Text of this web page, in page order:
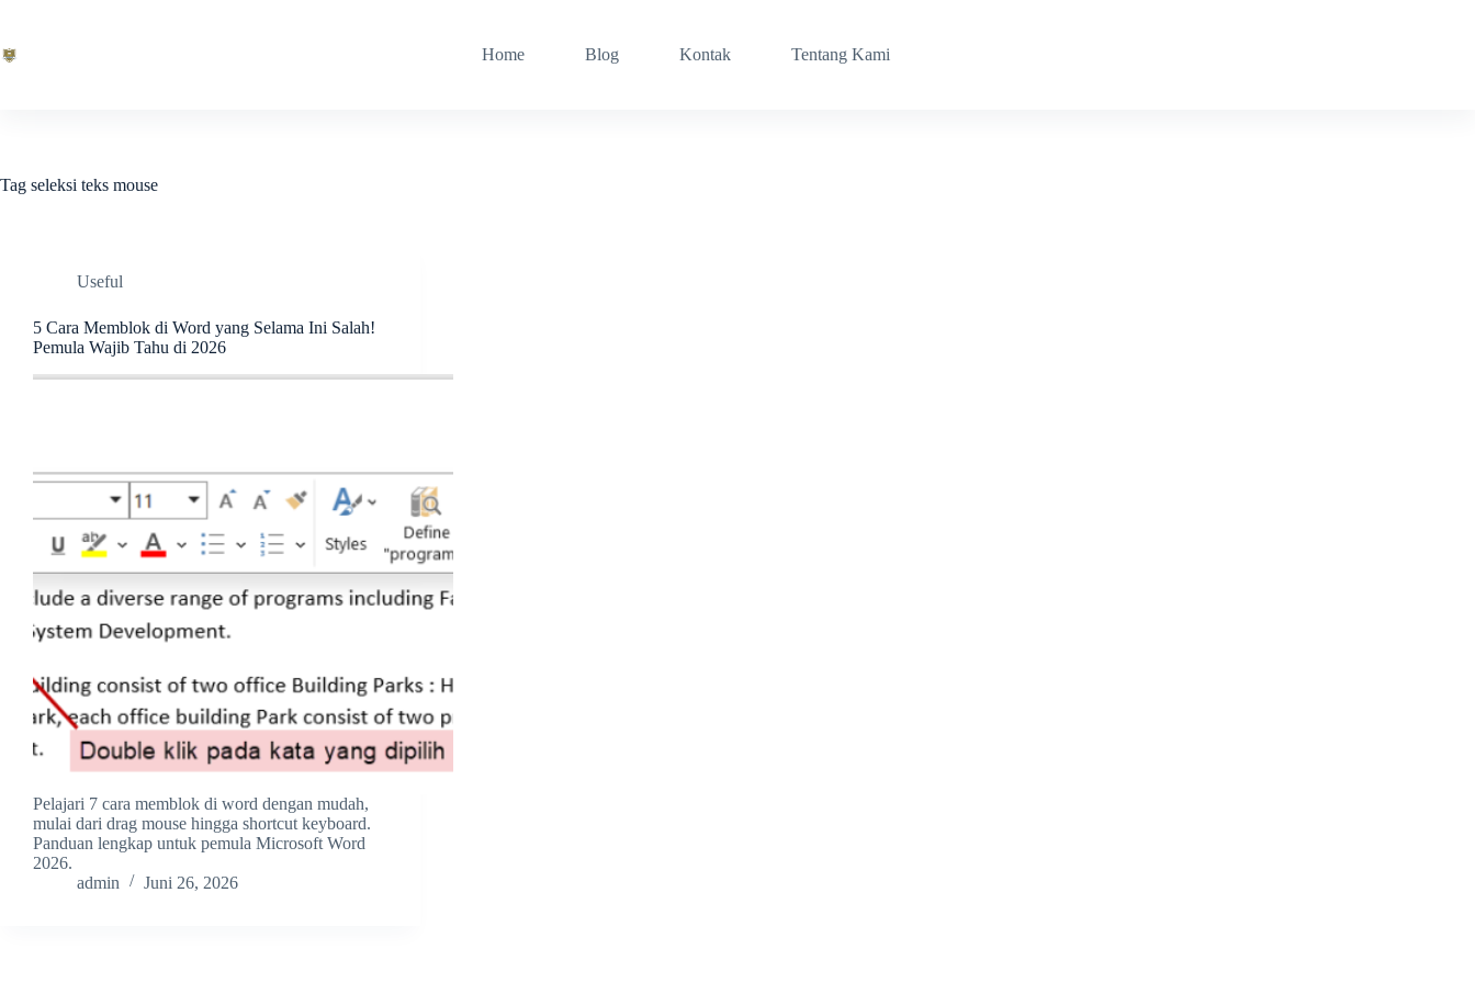
content
Home Blog Kontak Tentang Kami
Tag seleksi teks mouse
Useful
5 Cara Memblok di Word yang Selama Ini Salah!
Pemula Wajib Tahu di 2026
Pelajari 7 cara memblok di word dengan mudah,
mulai dari drag mouse hingga shortcut keyboard.
Panduan lengkap untuk pemula Microsoft Word
2026.
admin
Juni 26, 2026